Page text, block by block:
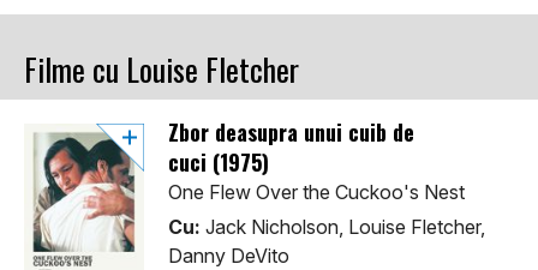
Filme cu Louise Fletcher
Zbor deasupra unui cuib de
cuci (1975)
One Flew Over the Cuckoo's Nest
Cu: Jack Nicholson, Louise Fletcher,
Danny DeVito